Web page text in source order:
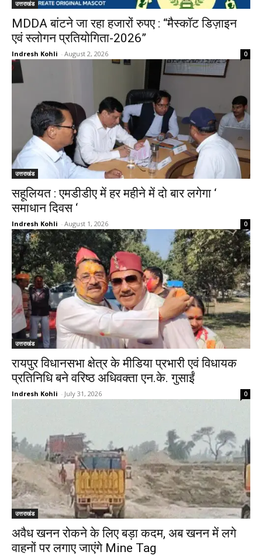
उत्तराखंड
MDDA बांटने जा रहा हजारों रुपए : “मैस्कॉट डिज़ाइन
एवं स्लोगन प्रतियोगिता-2026”
Indresh Kohli - August 2, 2026 0
उत्तराखंड
सहूलियत : एमडीडीए में हर महीने में दो बार लगेगा ‘
समाधान दिवस ‘
Indresh Kohli - August 1, 2026 0
उत्तराखंड
रायपुर विधानसभा क्षेत्र के मीडिया प्रभारी एवं विधायक
प्रतिनिधि बने वरिष्ठ अधिवक्ता एन.के. गुसाईं
Indresh Kohli - July 31, 2026 0
उत्तराखंड
अवैध खनन रोकने के लिए बड़ा कदम, अब खनन में लगे
वाहनों पर लगाए जाएंगे Mine Tag